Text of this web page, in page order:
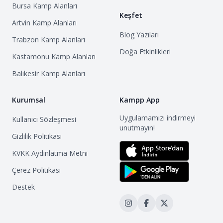
Zemin genellikle taşlık ve kumlu olduğu için, kamp
yaparken dikkatli olmak gerekiyor.
• Deniz genellikle sığdır, bu nedenle çocuklu aileler
için idealdir.
• Plajda herhangi bir alışveriş imkanı
bulunmamaktadır, ihtiyaçlarınızı Karaburun
merkezden karşılamanız gerekmektedir.
• Plajda tuvalet veya duş gibi imkanlar
Bursa Kamp Alanları
Artvin Kamp Alanları
Trabzon Kamp Alanları
Kastamonu Kamp Alanları
Balıkesir Kamp Alanları
Keşfet
Blog Yazıları
Doğa Etkinlikleri
Kurumsal
Kullanıcı Sözleşmesi
Gizlilik Politikası
KVKK Aydınlatma Metni
Çerez Politikası
Destek
Kampp App
Uygulamamızı indirmeyi
unutmayın!